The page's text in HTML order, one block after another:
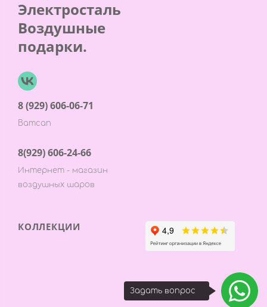
Задать вопрос
Электросталь
Воздушные
подарки.
8 (929) 606-06-71
Ватсап
8(929) 606-24-66
Интернет - магазин
воздушных шаров
КОЛЛЕКЦИИ